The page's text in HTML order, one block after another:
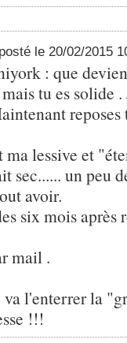
le 20/02/2015
: que
tu es solide .
lessive et
sec...... un peu
avoir.
six mois après
mail .
l'enterrer la
!!!